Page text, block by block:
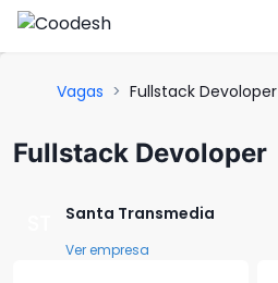
Vagas > Fullstack Devoloper
Fullstack Devoloper
Santa Transmedia
Ver empresa